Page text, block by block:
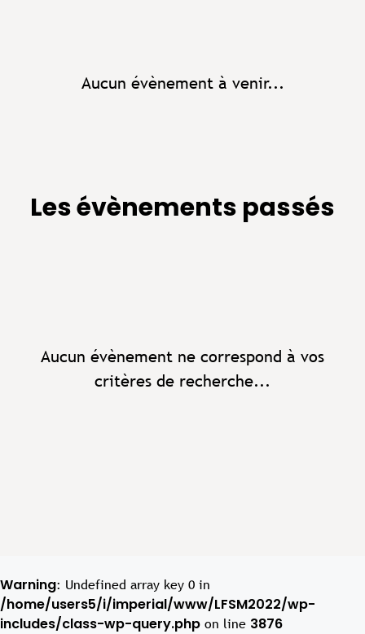
Aucun évènement à venir...
Les évènements passés
Aucun évènement ne correspond à vos
critères de recherche...
Warning: Undefined array key 0 in
/home/users5/i/imperial/www/LFSM2022/wp-
includes/class-wp-query.php on line 3876